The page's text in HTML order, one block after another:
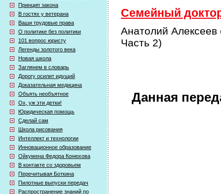
Принцип закона
В гостях у ветерана
Ваши трудовые права
О политике без политики
101 вопрос юристу
Легенды золотого века
Новая школа
Заглянем в словарь
Дорогу осилит идущий
Доказательная медицина
Объять необъятное
Ох, уж эти детки!
Юридическая помощь
Сделай сам
Школа рисования
Интеллект и технологии
Инновационное образование
Ойкумена Федора Конюхова
В контакте со здоровьем
Перечитывая Боткина
Пилотные выпуски передач
Распространение знаний по
Семейный
Анатолий Алексеев
Часть 2)
Данная